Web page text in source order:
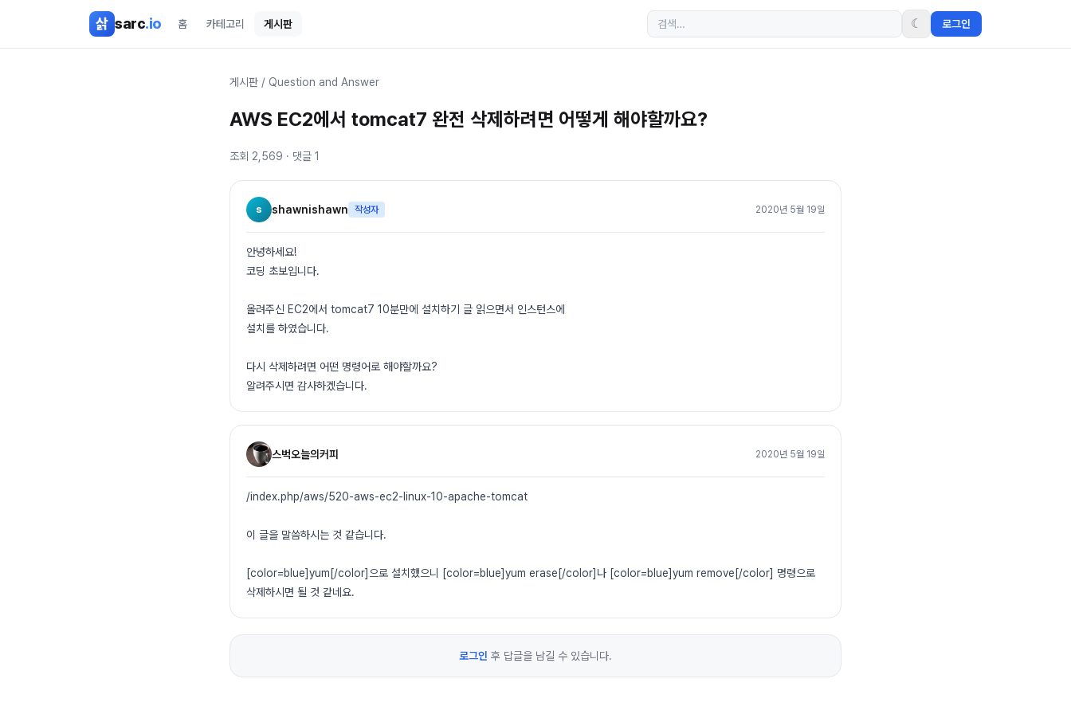
삵 sarc.io 홈 카테고리 게시판 ☾ 로그인
게시판 / Question and Answer
AWS EC2에서 tomcat7 완전 삭제하려면 어떻게 해야할까요?
조회 2,569 · 댓글 1
s shawnishawn 작성자 2020년 5월 19일
안녕하세요!
코딩 초보입니다.
올려주신 EC2에서 tomcat7 10분만에 설치하기 글 읽으면서 인스턴스에
설치를 하였습니다.
다시 삭제하려면 어떤 명령어로 해야할까요?
알려주시면 감사하겠습니다.
스벅오늘의커피 2020년 5월 19일
/index.php/aws/520-aws-ec2-linux-10-apache-tomcat
이 글을 말씀하시는 것 같습니다.
[color=blue]yum[/color]으로 설치했으니 [color=blue]yum erase[/color]나 [color=blue]yum remove[/color] 명령으로
삭제하시면 될 것 같네요.
로그인 후 답글을 남길 수 있습니다.